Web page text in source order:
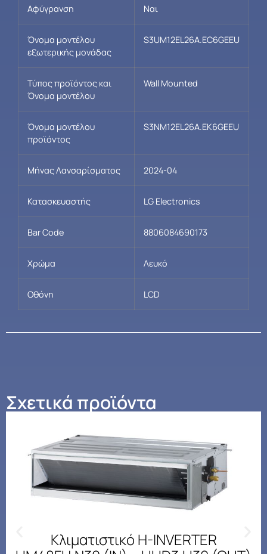
Αφύγρανση Ναι
Όνομα μοντέλου
εξωτερικής μονάδας
S3UM12EL26A.EC6GEEU
Τύπος προϊόντος και
Όνομα μοντέλου
Wall Mounted
Όνομα μοντέλου
προϊόντος
S3NM12EL26A.EK6GEEU
Μήνας Λανσαρίσματος 2024-04
Κατασκευαστής LG Electronics
Bar Code 8806084690173
Χρώμα Λευκό
Οθόνη LCD
Σχετικά προϊόντα
Κλιματιστικό H-INVERTER